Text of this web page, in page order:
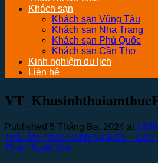
Khách sạn
Khách sạn Vũng Tàu
Khách sạn Nha Trang
Khách sạn Phú Quốc
Khách sạn Cần Thơ
Kinh nghiệm du lịch
Liên hệ
Published 5 Tháng Ba, 2024 at
Thái Ẩm Thực Hạnh Nguyên – Cần
Thực Tuyệt Vời